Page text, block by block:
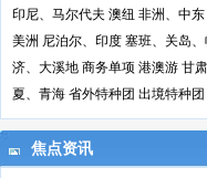
印尼、马尔代夫 澳纽 非洲、中东
美洲 尼泊尔、印度 塞班、关岛
济、大溪地 商务单项 港澳游 甘
夏、青海 省外特种团 出境特种团
焦点资讯